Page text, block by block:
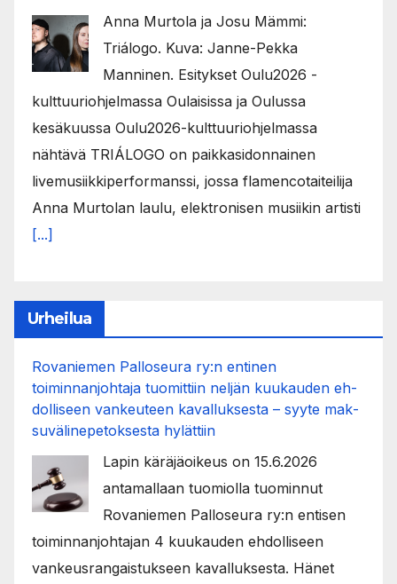
Anna Murtola ja Josu Mämmi:
Triálogo. Kuva: Janne-Pekka
Manninen. Esitykset Oulu2026 -
kulttuuriohjelmassa Oulaisissa ja Oulussa
kesäkuussa Oulu2026-kulttuuriohjelmassa
nähtävä TRIÁLOGO on paikkasidonnainen
livemusiikkiperformanssi, jossa flamencotaiteilija
Anna Murtolan laulu, elektronisen musiikin artisti
[...]
Urheilua
Rovaniemen Palloseura ry:n entinen
toiminnanjohtaja tuo­mit­tiin neljän kuu­kau­den eh­
dol­li­seen van­keu­teen ka­val­luk­ses­ta – syyte mak­
su­vä­li­ne­pe­tok­ses­ta hy­lät­tiin
Lapin käräjäoikeus on 15.6.2026
antamallaan tuomiolla tuominnut
Rovaniemen Palloseura ry:n entisen
toiminnanjohtajan 4 kuukauden ehdolliseen
vankeusrangaistukseen kavalluksesta. Hänet